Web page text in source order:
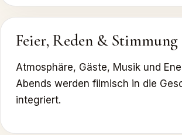
Feier, Reden & Stimmung
Atmosphäre, Gäste, Musik und
Abends werden filmisch in die
integriert.